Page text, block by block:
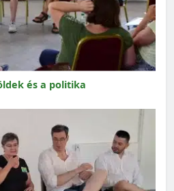
és a politika